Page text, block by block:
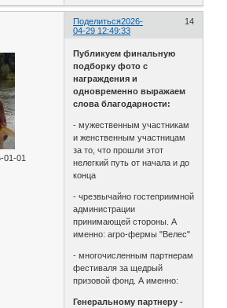
Поделиться 14
2026-
04-29 12:49:33
01-01
Публикуем финальную
подборку фото с
награждения и
одновременно выражаем
слова благодарности:
- мужественным участникам
и женственным участницам
за то, что прошли этот
нелегкий путь от начала и до
конца
- чрезвычайно гостеприимной
администрации
принимающей стороны. А
именно: агро-фермы "Велес"
- многочисленным партнерам
фестиваля за щедрый
призовой фонд. А именно:
Генеральному партнеру -